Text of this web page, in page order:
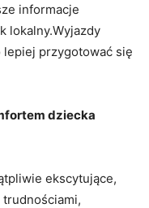
informacje⁤
lokalny.Wyjazdy
przygotować się
dziecka
ekscytujące,